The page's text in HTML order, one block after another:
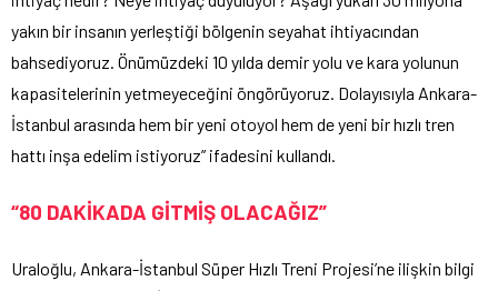
yakın bir insanın yerleştiği bölgenin seyahat ihtiyacından
bahsediyoruz. Önümüzdeki 10 yılda demir yolu ve kara yolunun
kapasitelerinin yetmeyeceğini öngörüyoruz. Dolayısıyla Ankara-
İstanbul arasında hem bir yeni otoyol hem de yeni bir hızlı tren
hattı inşa edelim istiyoruz” ifadesini kullandı.
“80 DAKİKADA GİTMİŞ OLACAĞIZ”
Uraloğlu, Ankara-İstanbul Süper Hızlı Treni Projesi’ne ilişkin bilgi